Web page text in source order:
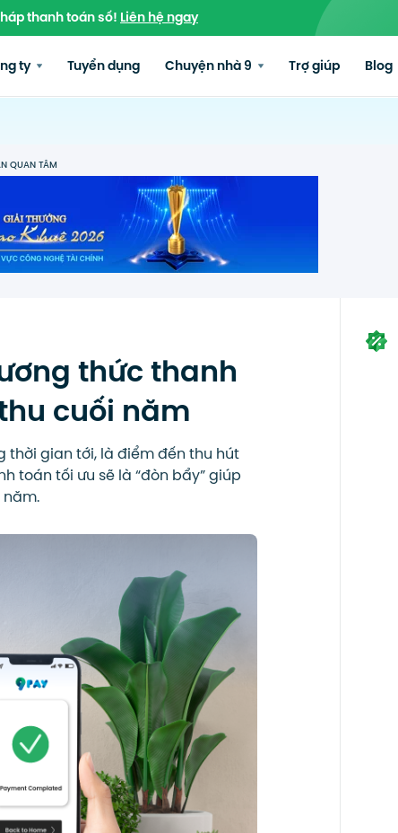
thanh toán số!Liên hệ ngay
ty Tuyển dụng Chuyện nhà 9 Trợ giúp Blog
QUAN TÂM
thức thanh
cuối năm
thời gian tới, là điểm đến thu hút
toán tối ưu sẽ là “đòn bẩy” giúp